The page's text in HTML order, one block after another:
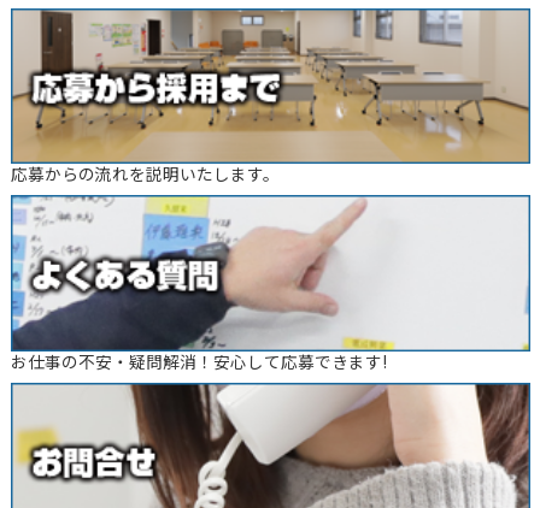
応募からの流れを説明いたします。
お仕事の不安・疑問解消！安心して応募できます!